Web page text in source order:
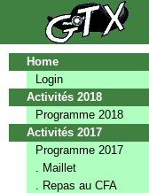
Home
Login
Activités 2018
Programme 2018
Activités 2017
Programme 2017
. Maillet
. Repas au CFA